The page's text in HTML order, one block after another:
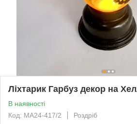
Ліхтарик Гарбуз декор на
В наявності
Код: MA24-417/2
Роздріб